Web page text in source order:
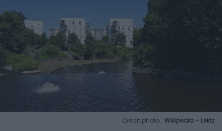
Crédit photo : Wikipedia – Lektz